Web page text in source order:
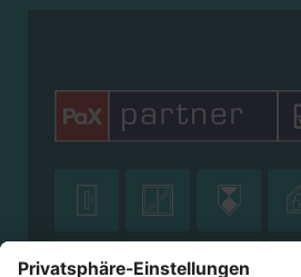
  
  